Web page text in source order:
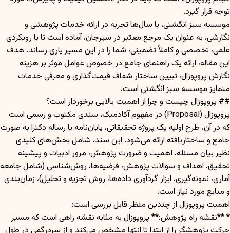
توجه قرار گیرد.
موسسه سبز انگشتی، با سال‌ها تجربه در ارائه خدمات پژوهشی و
نگارشی، به عنوان یک مرجع معتبر در سیرجان، آماده است تا با رویکردی
علمی، تخصصی و کاملاً تضمینی، شما را در این مسیر یاری رساند. هدف
این مقاله، ارائه یک راهنمای جامع در خصوص عوامل موثر بر هزینه
نگارش پروپوزال، تبیین ساختار شفاف قیمت‌گذاری و معرفی خدمات
متمایز موسسه سبز انگشتی است.
## پروپوزال چیست و چرا از اهمیت بالایی برخوردار است؟
پروپوزال (Proposal) در مفهوم آکادمیک، سندی مکتوب و رسمی است
که در آن، طرح اولیه یک پروژه تحقیقاتی، پایان‌نامه یا رساله دکترا به صورت
جامع و ساختاریافته ارائه می‌شود. این سند، شامل بخش‌های کلیدی
نظیر بیان مسئله، اهمیت و ضرورت پژوهش، مرور ادبیات و پیشینه
تحقیق، اهداف و سوالات پژوهش، فرضیه‌ها، روش‌شناسی (شامل جامعه
آماری، نمونه‌گیری، ابزار گردآوری داده‌ها، روش تجزیه و تحلیل)، زمان‌بندی
و منابع مورد نیاز است.
اهمیت پروپوزال از چندین منظر قابل بررسی است:
* **نقشه راه پژوهش:** پروپوزال به مثابه نقشه راهی است که مسیر